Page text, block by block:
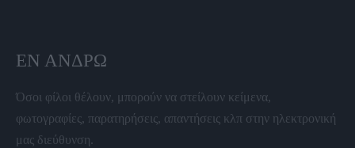
ΕΝ ΆΝΔΡΩ
Όσοι φίλοι θέλουν, μπορούν να στείλουν κείμενα,
φωτογραφίες, παρατηρήσεις, απαντήσεις κλπ στην ηλεκτρονική
μας διεύθυνση.